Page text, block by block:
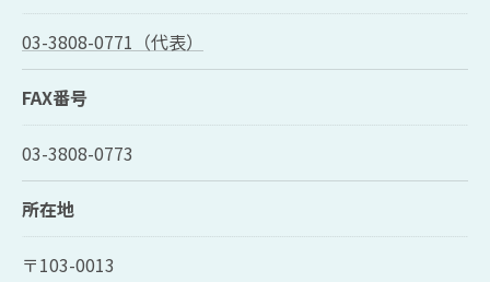
03-3808-0771（代表）
FAX番号
03-3808-0773
所在地
〒103-0013